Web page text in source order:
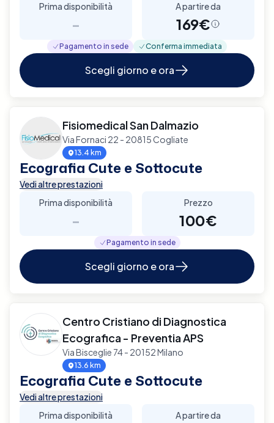
Prima disponibilità
-
A partire da
169€
Pagamento in sede Conferma immediata
Scegli giorno e ora
Fisiomedical San Dalmazio
Via Fornaci 22 - 20815 Cogliate
13.4 km
Ecografia Cute e Sottocute
Vedi altre prestazioni
Prima disponibilità
-
Prezzo
100€
Pagamento in sede
Scegli giorno e ora
Centro Cristiano di Diagnostica
Ecografica - Preventia APS
Via Bisceglie 74 - 20152 Milano
13.6 km
Ecografia Cute e Sottocute
Vedi altre prestazioni
Prima disponibilità
A partire da